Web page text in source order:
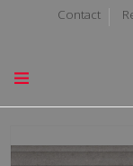
Contact